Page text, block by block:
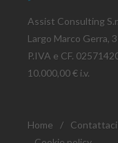
Assist Consulting
Largo Marco Gerra,
P.IVA e CF.
10.000,00 € i.v.
Home / Contattaci